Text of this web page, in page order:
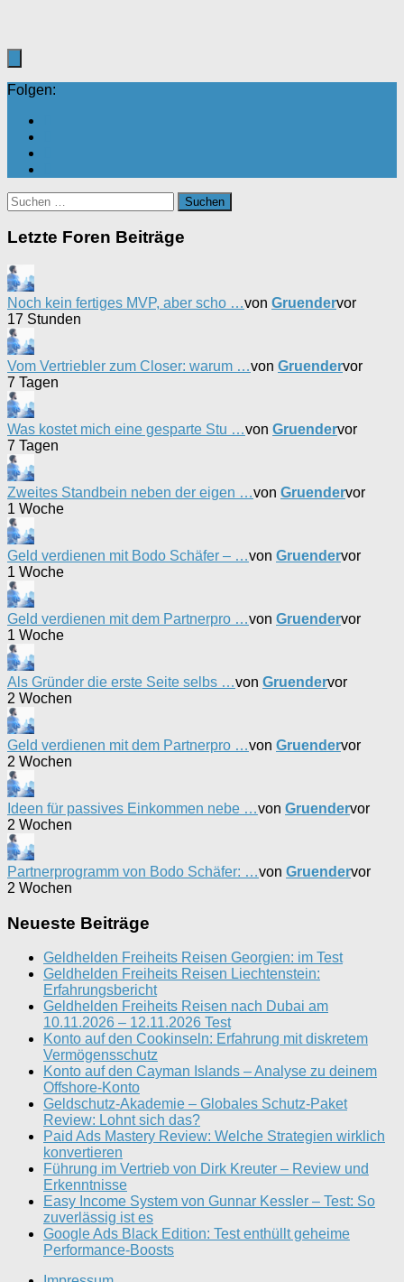
Folgen:
Suchen
nach:
Letzte Foren Beiträge
Noch kein fertiges MVP, aber scho …von Gruendervor
17 Stunden
Vom Vertriebler zum Closer: warum …von Gruendervor
7 Tagen
Was kostet mich eine gesparte Stu …von Gruendervor
7 Tagen
Zweites Standbein neben der eigen …von Gruendervor
1 Woche
Geld verdienen mit Bodo Schäfer – …von Gruendervor
1 Woche
Geld verdienen mit dem Partnerpro …von Gruendervor
1 Woche
Als Gründer die erste Seite selbs …von Gruendervor
2 Wochen
Geld verdienen mit dem Partnerpro …von Gruendervor
2 Wochen
Ideen für passives Einkommen nebe …von Gruendervor
2 Wochen
Partnerprogramm von Bodo Schäfer: …von Gruendervor
2 Wochen
Neueste Beiträge
Geldhelden Freiheits Reisen Georgien: im Test
Geldhelden Freiheits Reisen Liechtenstein:
Erfahrungsbericht
Geldhelden Freiheits Reisen nach Dubai am
10.11.2026 – 12.11.2026 Test
Konto auf den Cookinseln: Erfahrung mit diskretem
Vermögensschutz
Konto auf den Cayman Islands – Analyse zu deinem
Offshore-Konto
Geldschutz-Akademie – Globales Schutz-Paket
Review: Lohnt sich das?
Paid Ads Mastery Review: Welche Strategien wirklich
konvertieren
Führung im Vertrieb von Dirk Kreuter – Review und
Erkenntnisse
Easy Income System von Gunnar Kessler – Test: So
zuverlässig ist es
Google Ads Black Edition: Test enthüllt geheime
Performance-Boosts